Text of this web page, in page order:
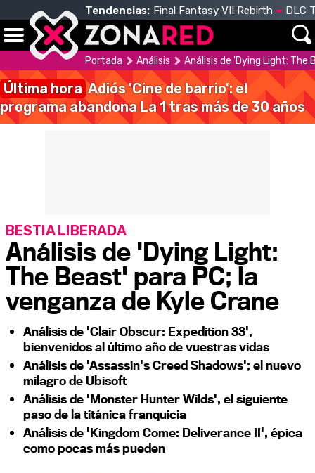
Tendencias: Final Fantasy VII Rebirth DLC
Portada Análisis Análisis de 'Dying Light: The
Última hora Adiós 'Cine de barrio': el
programa abandona La 1 tras más de 30 años
Análisis de 'Clair Obscur: Expedition 33',
bienvenidos al último año de vuestras vidas
Análisis de 'Assassin's Creed Shadows'; el nuevo
milagro de Ubisoft
Análisis de 'Monster Hunter Wilds', el siguiente
paso de la titánica franquicia
Análisis de 'Kingdom Come: Deliverance II', épica
como pocas más pueden
Análisis de 'Dying Light:
The Beast' para PC; la
venganza de Kyle Crane
BESTIA LIBERADA